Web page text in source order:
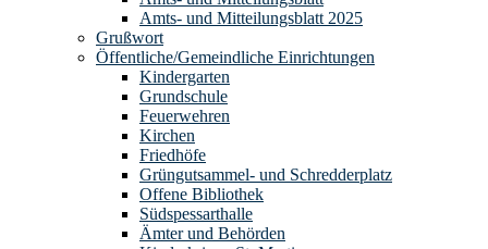
Amts- und Mitteilungsblatt 2025
Grußwort
Öffentliche/Gemeindliche Einrichtungen
Kindergarten
Grundschule
Feuerwehren
Kirchen
Friedhöfe
Grüngutsammel- und Schredderplatz
Offene Bibliothek
Südspessarthalle
Ämter und Behörden